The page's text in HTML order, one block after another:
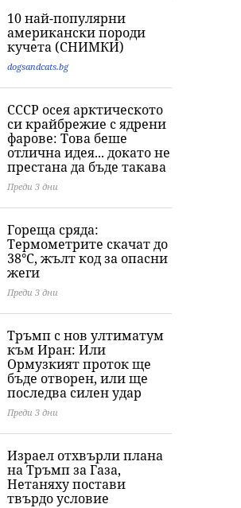
расте, Северна
Корея изстреля
непозната ракета
над Японско море
10 най-популярни
американски породи
кучета (СНИМКИ)
dogsandcats.bg
СССР осея арктическото
си крайбрежие с ядрени
фарове: Това беше
отлична идея... докато не
престана да бъде такава
Преди 3 дни
Гореща сряда:
Термометрите скачат до
38°C, жълт код за опасни
жеги
Преди 3 дни
Тръмп с нов ултиматум
към Иран: Или
Ормузкият проток ще
бъде отворен, или ще
последва силен удар
Преди 3 дни
Израел отхвърли плана
на Тръмп за Газа,
Нетаняху постави
твърдо условие